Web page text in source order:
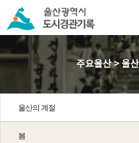
주요울산 > 울
울산의 계절
봄